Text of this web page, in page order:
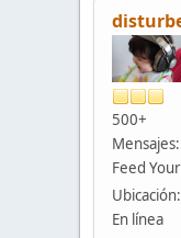
500+
Feed
En línea